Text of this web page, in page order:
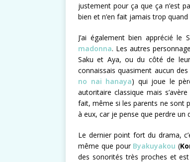
justement pour ça que ça n’est
bien et n’en fait jamais trop
J’ai également bien apprécié
madonna. Les autres
Saku et Aya, ou du côté de
connaissais quasiment aucun
no nai hanaya) qui joue le
autoritaire classique mais
fait, même si les parents ne sont
à eux, car je pense que perdre
Le dernier point fort du drama,
même que pour Byakuyakou (
des sonorités très proches et